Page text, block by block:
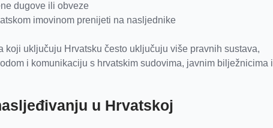
dugove ili obveze
imovinom prenijeti na nasljednike
uključuju Hrvatsku često uključuju više pravnih sustava,
i komunikaciju s hrvatskim sudovima, javnim bilježnicima i
u Hrvatskoj